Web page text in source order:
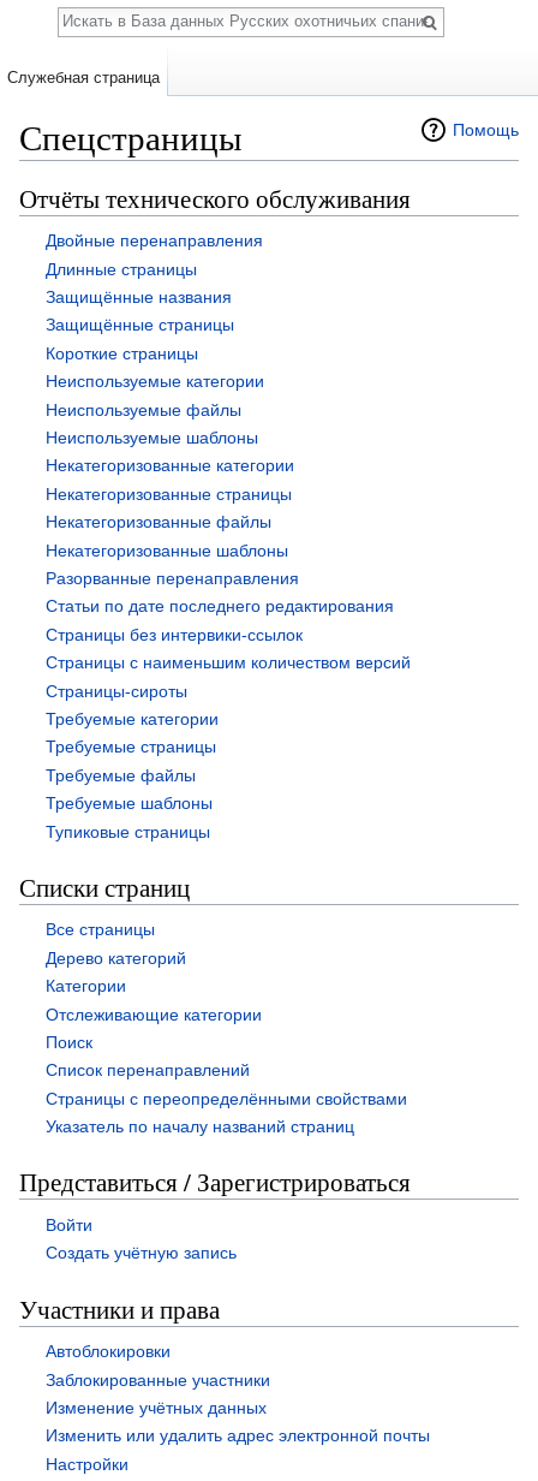
Помощь
Спецстраницы
Отчёты технического обслуживания
Двойные перенаправления
Длинные страницы
Защищённые названия
Защищённые страницы
Короткие страницы
Неиспользуемые категории
Неиспользуемые файлы
Неиспользуемые шаблоны
Некатегоризованные категории
Некатегоризованные страницы
Некатегоризованные файлы
Некатегоризованные шаблоны
Разорванные перенаправления
Статьи по дате последнего редактирования
Страницы без интервики-ссылок
Страницы с наименьшим количеством версий
Страницы-сироты
Требуемые категории
Требуемые страницы
Требуемые файлы
Требуемые шаблоны
Тупиковые страницы
Списки страниц
Все страницы
Дерево категорий
Категории
Отслеживающие категории
Поиск
Список перенаправлений
Страницы с переопределёнными свойствами
Указатель по началу названий страниц
Представиться / Зарегистрироваться
Войти
Создать учётную запись
Участники и права
Автоблокировки
Заблокированные участники
Изменение учётных данных
Изменить или удалить адрес электронной почты
Настройки
Служебная страница
Поиск